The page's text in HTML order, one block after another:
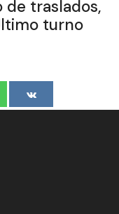
de traslados,
turno